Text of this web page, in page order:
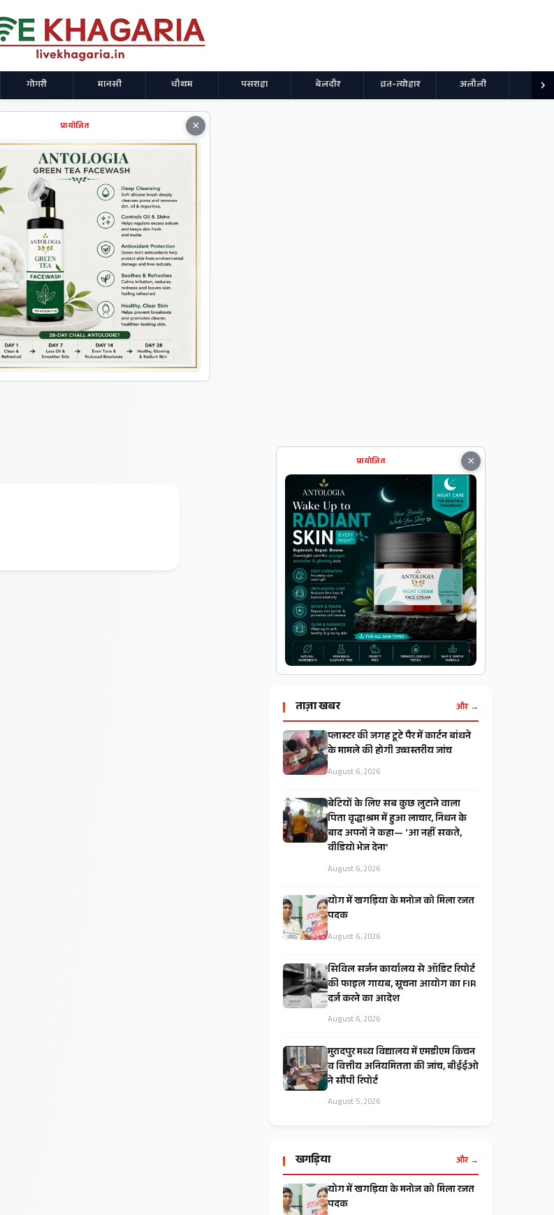
गोगरी मानसी चौथम पसराहा बेलदौर व्रत-त्योहार अलौली
×
प्रायोजित
×
प्रायोजित
ताज़ा खबर और →
प्लास्टर की जगह टूटे पैर में कार्टन बांधने
के मामले की होगी उच्चस्तरीय जांच
August 6, 2026
बेटियों के लिए सब कुछ लुटाने वाला
पिता वृद्धाश्रम में हुआ लाचार, निधन के
बाद अपनों ने कहा— ‘आ नहीं सकते,
वीडियो भेज देना’
August 6, 2026
​योग में खगड़िया के मनोज को मिला रजत
पदक
August 6, 2026
सिविल सर्जन कार्यालय से ऑडिट रिपोर्ट
की फाइल गायब, सूचना आयोग का FIR
दर्ज करने का आदेश
August 6, 2026
मुरादपुर मध्य विद्यालय में एमडीएम किचन
व वित्तीय अनियमितता की जांच, बीईईओ
ने सौंपी रिपोर्ट
August 5, 2026
खगड़िया और →
​योग में खगड़िया के मनोज को मिला रजत
पदक